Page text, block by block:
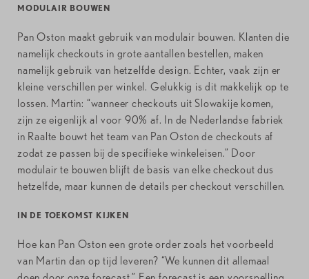
MODULAIR BOUWEN
Pan Oston maakt gebruik van modulair bouwen. Klanten die
namelijk checkouts in grote aantallen bestellen, maken
namelijk gebruik van hetzelfde design. Echter, vaak zijn er
kleine verschillen per winkel. Gelukkig is dit makkelijk op te
lossen. Martin: “wanneer checkouts uit Slowakije komen,
zijn ze eigenlijk al voor 90% af. In de Nederlandse fabriek
in Raalte bouwt het team van Pan Oston de checkouts af
zodat ze passen bij de specifieke winkeleisen.” Door
modulair te bouwen blijft de basis van elke checkout dus
hetzelfde, maar kunnen de details per checkout verschillen.
IN DE TOEKOMST KIJKEN
Hoe kan Pan Oston een grote order zoals het voorbeeld
van Martin dan op tijd leveren? “We kunnen dit allemaal